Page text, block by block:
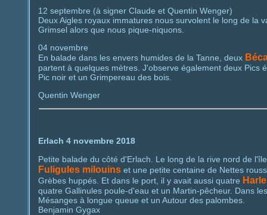
12 septembre (à signer Claude et Quentin Wenger)
Deux Aigles royaux immatures nous survolent le long de la
Grimsel alors que nous pique-niquons.
04 novembre
En balade dans les envers humides de la Tanne, deux
partent à quelques mètres. J'observe également deux Pics
Pic noir et un Grimpereau des bois.
Quentin Wenger
Erlach 4 novembre 2018
Petite balade du côté d'Erlach. Le long de la rive nord de
Fuligules milouinset une petite centaine de Nettes
Grèbes huppés. Et dans le port, il y avait aussi quatre
quatre Gallinules poule-d'eau et un Martin-pêcheur. Dans
Mésanges à longue queue et un Autour des palombes.
Benjamin Gygax